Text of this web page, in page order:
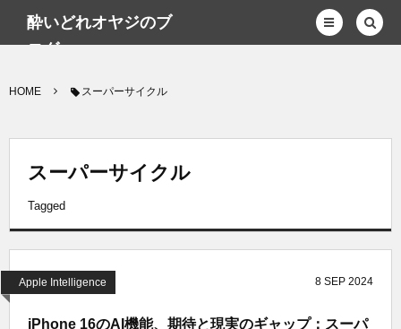
酔いどれオヤジのブ
ログwp
HOME スーパーサイクル
スーパーサイクル
Tagged
Apple Intelligence 8 SEP 2024
iPhone 16のAI機能、期待と現実のギャップ：スーパ